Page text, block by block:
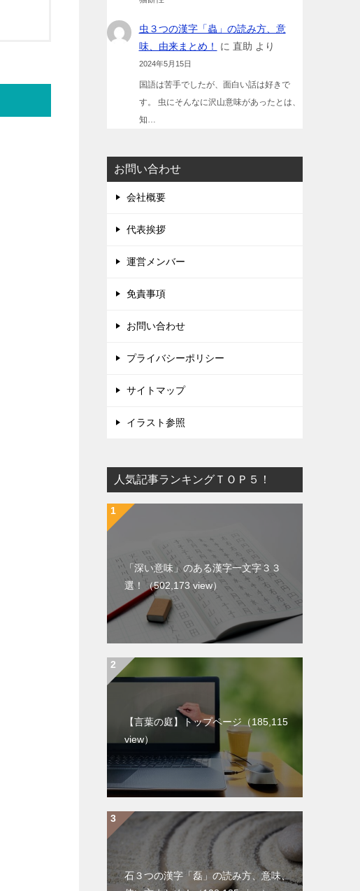
虫３つの漢字「蟲」の読み方、意
味、由来まとめ！
に 直助 より
2024年5月15日
国語は苦手でしたが、面白い話は好きで
す。 虫にそんなに沢山意味があったとは、
知…
お問い合わせ
会社概要
代表挨拶
運営メンバー
免責事項
お問い合わせ
プライバシーポリシー
サイトマップ
イラスト参照
人気記事ランキングＴＯＰ５！
「深い意味」のある漢字一文字３３
選！ （502,173 view）
【言葉の庭】トップページ （185,115
view）
石３つの漢字「磊」の読み方、意味、